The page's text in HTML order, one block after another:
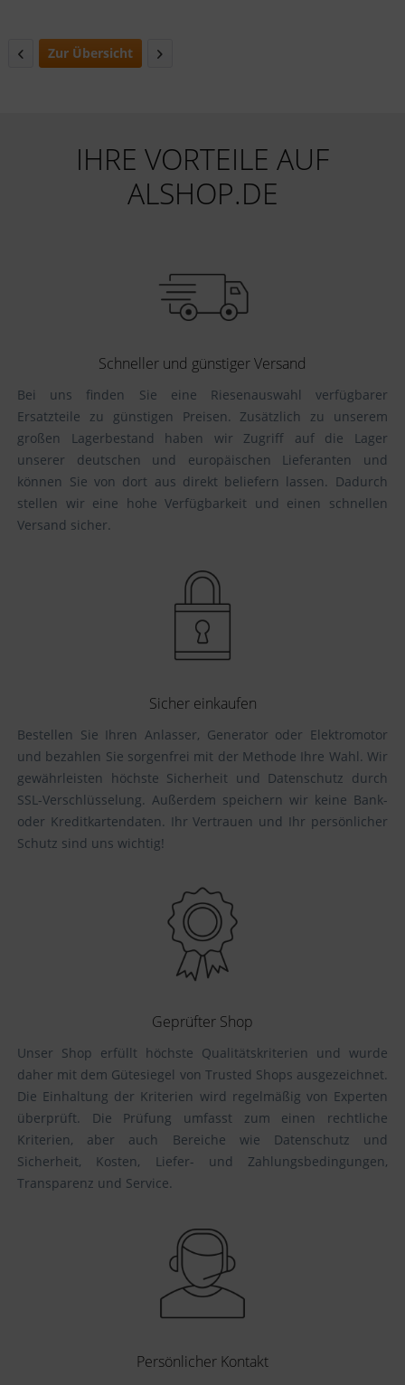
Zur Übersicht
IHRE VORTEILE AUF
ALSHOP.DE
Schneller und günstiger Versand
Bei uns finden Sie eine Riesenauswahl verfügbarer
Ersatzteile zu günstigen Preisen. Zusätzlich zu unserem
großen Lagerbestand haben wir Zugriff auf die Lager
unserer deutschen und europäischen Lieferanten und
können Sie von dort aus direkt beliefern lassen. Dadurch
stellen wir eine hohe Verfügbarkeit und einen schnellen
Versand sicher.
Sicher einkaufen
Bestellen Sie Ihren Anlasser, Generator oder Elektromotor
und bezahlen Sie sorgenfrei mit der Methode Ihre Wahl. Wir
gewährleisten höchste Sicherheit und Datenschutz durch
SSL-Verschlüsselung. Außerdem speichern wir keine Bank-
oder Kreditkartendaten. Ihr Vertrauen und Ihr persönlicher
Schutz sind uns wichtig!
Geprüfter Shop
Unser Shop erfüllt höchste Qualitätskriterien und wurde
daher mit dem Gütesiegel von Trusted Shops ausgezeichnet.
Die Einhaltung der Kriterien wird regelmäßig von Experten
überprüft. Die Prüfung umfasst zum einen rechtliche
Kriterien, aber auch Bereiche wie Datenschutz und
Sicherheit, Kosten, Liefer- und Zahlungsbedingungen,
Transparenz und Service.
Persönlicher Kontakt